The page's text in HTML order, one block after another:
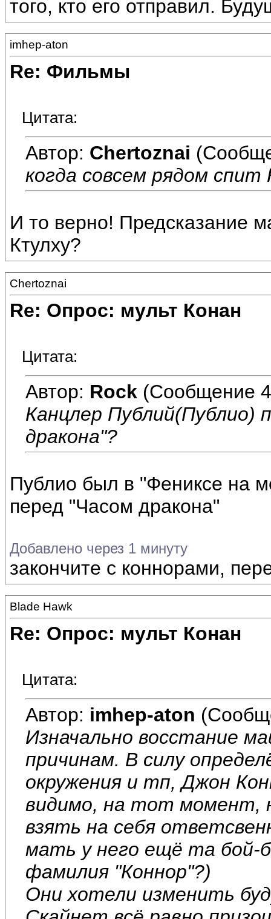
того, кто его отправил.
imhep-aton
Re: Фильмы
Цитата:
Автор: Chertoznai
когда совсем рядом спит
И то верно! Предсказание
Ктулху?
Chertoznai
Re: Опрос: мульт Конан
Цитата:
Автор: Rock (Сообщение
Канцлер Публий(Публио)
дракона"?
Публио был в "Фениксе на
перед "Часом дракона"
Добавлено через 1 минуту
закончите с коннорами,
Blade Hawk
Re: Опрос: мульт Конан
Цитата:
Автор: imhep-aton
Изначально восстание
причинам. В силу
окружения и тп, Джон
видимо, на тот момент,
взять на себя
мать у него ещё та бой-
фамилия "Коннор"?)
Они хотели изменить